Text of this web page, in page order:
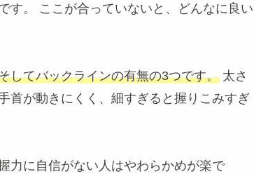
す。 ここが合っていないと、どんなに良い
してバックラインの有無の3つです。 太さ
首が動きにくく、細すぎると握りこみすぎ
力に自信がない人はやわらかめが楽で